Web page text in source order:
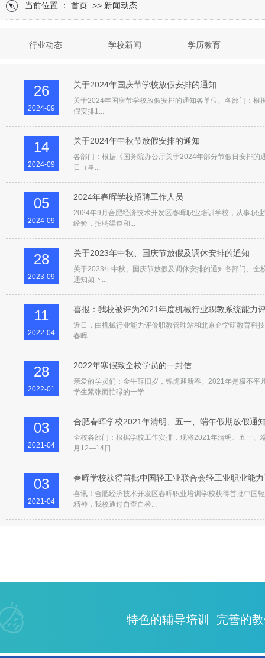
当前位置 ： 首页 >> 新闻动态
行业动态 学校新闻 学历教育
26
2024-09
关于2024年国庆节学校放假安排的通知
关于2024年国庆节学校放假安排的通知各单位、各部门：
假安排1...
14
2024-09
关于2024年中秋节放假安排的通知
各部门：根据《国务院办公厅关于2024年部分节假日安排
日（星...
05
2024-09
2024年春晖学校招聘工作人员
2024年9月合肥经济技术开发区春晖职业培训学校，从事职
经验，招聘渠道和...
28
2023-09
关于2023年中秋、国庆节放假及调休安排的通知
关于2023年中秋、国庆节放假及调休安排的通知各部门、
通知如下...
11
2022-04
喜报：我校被评为2021年度机械行业职教系统能力
近日，由机械行业能力评价职教管理站和北京企学研教育科
春晖...
28
2022-01
2022年寒假致全校学员的一封信
亲爱的学员们：金牛辞旧岁，锦虎迎新春。2021年是极不
学生紧张而忙碌的一学...
03
2021-04
合肥春晖学校2021年清明、五一、端午假期放假通
全校各部门：根据学校工作安排，现将2021年清明、五一
月12—14日...
03
2021-04
春晖学校获得首批中国轻工业联合会轻工业职业能
喜讯！合肥经济技术开发区春晖职业培训学校获得首批中国
精神，我校通过自查自检...
特色的辅导培训 完善的